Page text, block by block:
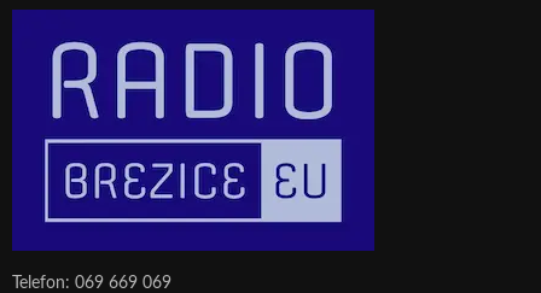
Telefon: 069 669 069